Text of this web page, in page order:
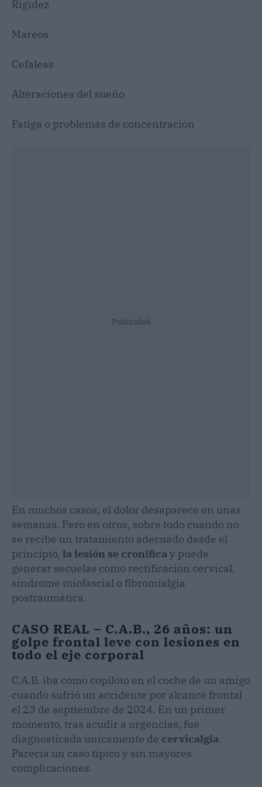
Rigidez
Mareos
Cefaleas
Alteraciones del sueño
Fatiga o problemas de concentración
Publicidad
En muchos casos, el dolor desaparece en unas
semanas. Pero en otros, sobre todo cuando no
se recibe un tratamiento adecuado desde el
principio, la lesión se cronifica y puede
generar secuelas como rectificación cervical,
síndrome miofascial o fibromialgia
postraumática.
CASO REAL – C.A.B., 26 años: un
golpe frontal leve con lesiones en
todo el eje corporal
C.A.B. iba como copiloto en el coche de un amigo
cuando sufrió un accidente por alcance frontal
el 23 de septiembre de 2024. En un primer
momento, tras acudir a urgencias, fue
diagnosticada únicamente de cervicalgia.
Parecía un caso típico y sin mayores
complicaciones.